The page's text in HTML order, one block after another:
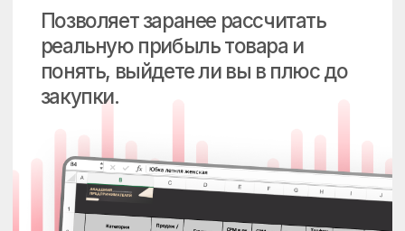
Помогает ежедневно контролировать
ключевые показатели и быстро видеть,
Таблица «Рука
на пульсе» — ежедневные
метрики